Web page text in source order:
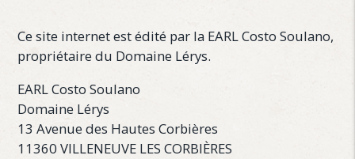
Ce site internet est édité par la EARL Costo Soulano,
propriétaire du Domaine Lérys.
EARL Costo Soulano
Domaine Lérys
13 Avenue des Hautes Corbières
11360 VILLENEUVE LES CORBIÈRES